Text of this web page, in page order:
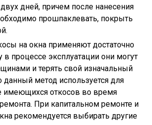
дней, причем после нанесения
прошпаклевать, покрыть
на окна применяют достаточно
в процессе эксплуатации они могут
и терять свой изначальный
данный метод используется для
имеющихся откосов во время
При капитальном ремонте и
рекомендуется выбирать другие